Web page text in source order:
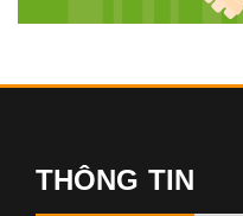
THÔNG TIN